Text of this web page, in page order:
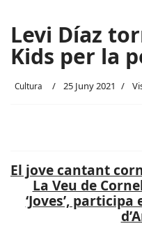
Levi Díaz
Kids per la
Cultura 25 Juny 2021
El jove cantant
La Veu de
‘Joves’,